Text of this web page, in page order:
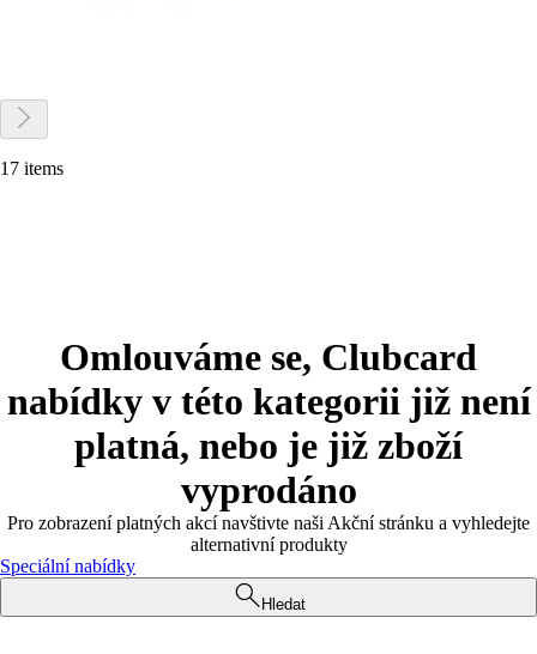
17 items
Omlouváme se, Clubcard
nabídky v této kategorii již není
platná, nebo je již zboží
vyprodáno
Pro zobrazení platných akcí navštivte naši Akční stránku a vyhledejte
alternativní produkty
Speciální nabídky
Hledat